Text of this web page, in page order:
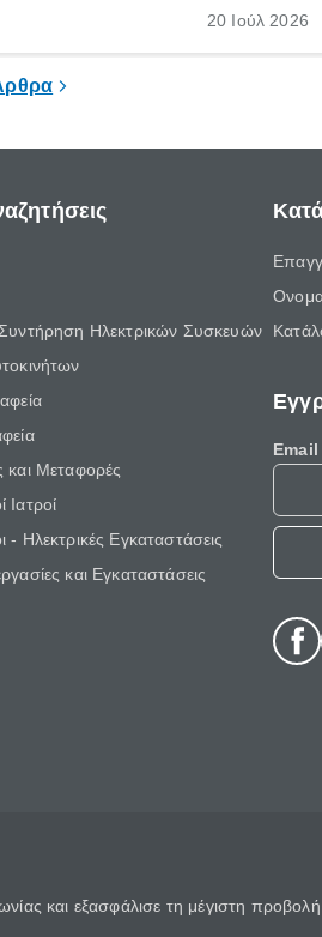
περίοδος στη ζωή κάθε20 Ιούλ 2026
Ηλεκτρικών Συσκευών
και Μεταφορές
Ιατροί
- Ηλεκτρικές Εγκαταστάσεις
και Εγκαταστάσεις
Email
και εξασφάλισε τη μέγιστη